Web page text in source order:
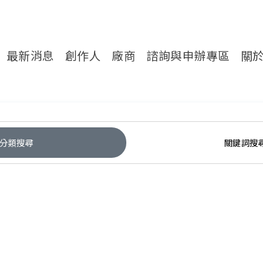
對外服務網
最新消息 創作人 廠商 諮詢與申辦專區 關
類搜尋 關鍵詞搜